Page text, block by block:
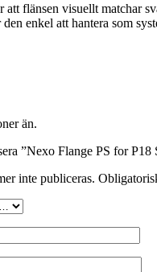
att flänsen visuellt matchar
enkel att hantera som
än.
”Nexo Flange PS for P18
inte publiceras.